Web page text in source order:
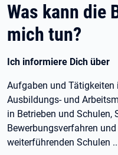
Was kann die
mich tun?
Ich informiere Dich über
Aufgaben und Tätigkeiten
Ausbildungs- und
in Betrieben und Schulen,
Bewerbungsverfahren
weiterführenden Schulen